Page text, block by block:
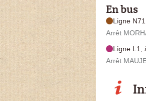
En bus
Ligne
Arrêt
Ligne L1,
Arrêt